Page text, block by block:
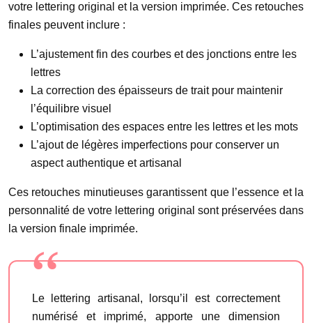
votre lettering original et la version imprimée. Ces retouches
finales peuvent inclure :
L’ajustement fin des courbes et des jonctions entre les
lettres
La correction des épaisseurs de trait pour maintenir
l’équilibre visuel
L’optimisation des espaces entre les lettres et les mots
L’ajout de légères imperfections pour conserver un
aspect authentique et artisanal
Ces retouches minutieuses garantissent que l’essence et la
personnalité de votre lettering original sont préservées dans
la version finale imprimée.
Le lettering artisanal, lorsqu’il est correctement
numérisé et imprimé, apporte une dimension